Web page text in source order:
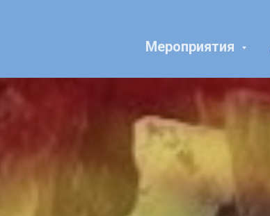
Мероприятия